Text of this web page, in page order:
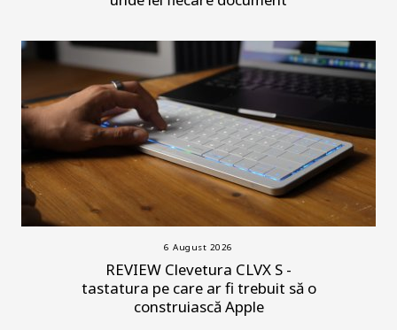
6 August 2026
REVIEW Clevetura CLVX S -
tastatura pe care ar fi trebuit să o
construiască Apple